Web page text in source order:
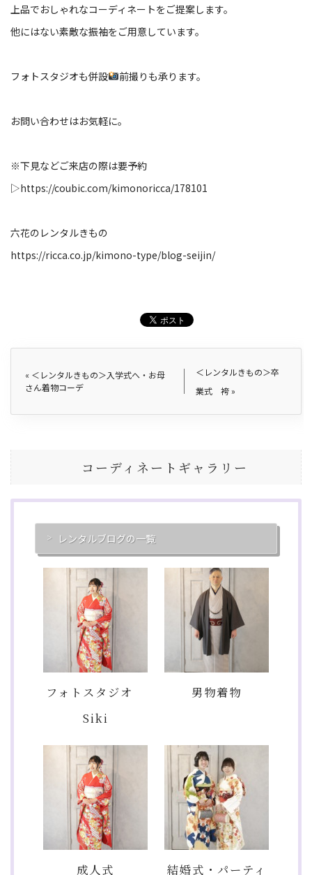
上品でおしゃれなコーディネートをご提案します。
他にはない素敵な振袖をご用意しています。
フォトスタジオも併設 前撮りも承ります。
お問い合わせはお気軽に。
※下見などご来店の際は要予約
▷https://coubic.com/kimonoricca/178101
六花のレンタルきもの
https://ricca.co.jp/kimono-type/blog-seijin/
« ＜レンタルきもの＞入学式へ・お母
さん着物コーデ
＜レンタルきもの＞卒
業式 袴»
コーディネートギャラリー
レンタルブログの一覧
フォトスタジオ
Siki
男物着物
成人式 結婚式・パーティ